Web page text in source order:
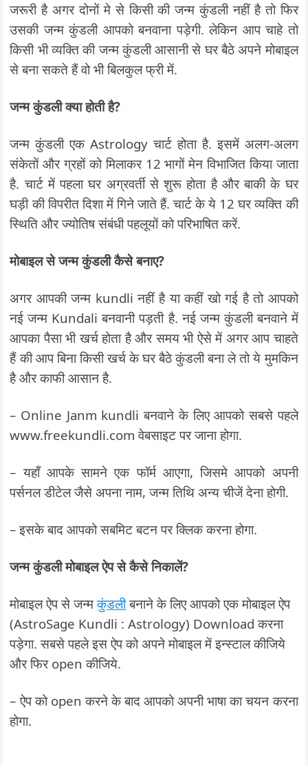
जरूरी है अगर दोनों मे से किसी की जन्म कुंडली नहीं है तो फिर
उसकी जन्म कुंडली आपको बनवाना पड़ेगी. लेकिन आप चाहे तो
किसी भी व्यक्ति की जन्म कुंडली आसानी से घर बैठे अपने मोबाइल
से बना सकते हैं वो भी बिलकुल फ्री में.
जन्म कुंडली क्या होती है?
जन्म कुंडली एक Astrology चार्ट होता है. इसमें अलग-अलग
संकेतों और ग्रहों को मिलाकर 12 भागों मेन विभाजित किया जाता
है. चार्ट में पहला घर अग्रवर्ती से शुरू होता है और बाकी के घर
घड़ी की विपरीत दिशा में गिने जाते हैं. चार्ट के ये 12 घर व्यक्ति की
स्थिति और ज्योतिष संबंधी पहलूयों को परिभाषित करें.
मोबाइल से जन्म कुंडली कैसे बनाए?
अगर आपकी जन्म kundli नहीं है या कहीं खो गई है तो आपको
नई जन्म Kundali बनवानी पड़ती है. नई जन्म कुंडली बनवाने में
आपका पैसा भी खर्च होता है और समय भी ऐसे में अगर आप चाहते
हैं की आप बिना किसी खर्च के घर बैठे कुंडली बना ले तो ये मुमकिन
है और काफी आसान है.
– Online Janm kundli बनवाने के लिए आपको सबसे पहले
www.freekundli.com वेबसाइट पर जाना होगा.
– यहाँ आपके सामने एक फॉर्म आएगा, जिसमे आपको अपनी
पर्सनल डीटेल जैसे अपना नाम, जन्म तिथि अन्य चीजें देना होगी.
– इसके बाद आपको सबमिट बटन पर क्लिक करना होगा.
जन्म कुंडली मोबाइल ऐप से कैसे निकालें?
मोबाइल ऐप से जन्मकुंडलीबनाने के लिए आपको एक मोबाइल ऐप
(AstroSage Kundli : Astrology) Download करना
पड़ेगा. सबसे पहले इस ऐप को अपने मोबाइल में इन्स्टाल कीजिये
और फिर open कीजिये.
– ऐप को open करने के बाद आपको अपनी भाषा का चयन करना
होगा.